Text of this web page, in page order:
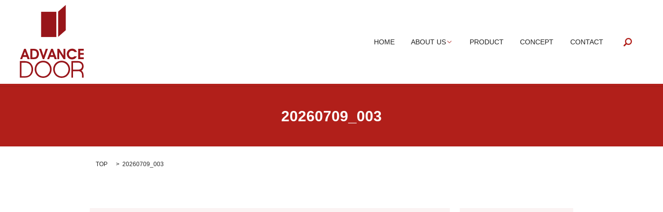
HOME ABOUT US PRODUCT CONCEPT CONTACT
20260709_003
TOP 20260709_003